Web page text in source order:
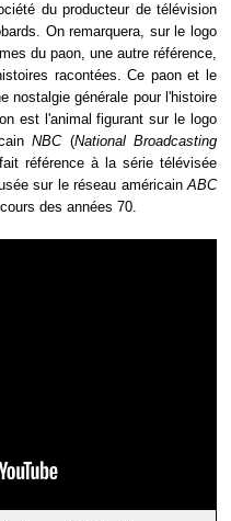
du producteur de télévision
On remarquera, sur le logo
du paon, une autre référence,
racontées. Ce paon et le
nostalgie générale pour l'histoire
est l'animal figurant sur le logo
NBC(National Broadcasting
référence à la série télévisée
sur le réseau américainABC
des années 70.